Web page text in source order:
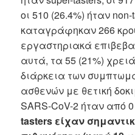
οι 510 (26.4%) ήταν
καταγράφηκαν 266
εργαστηριακά
αυτά, τα 55 (21%)
διάρκεια των
ασθενών με θετική
SARS-CoV-2 ήταν από
tasters είχαν